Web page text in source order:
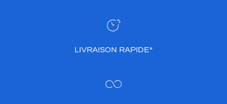
LIVRAISON RAPIDE*